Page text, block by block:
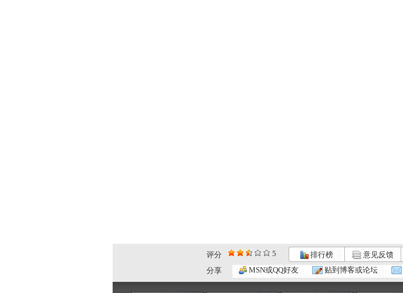
评分 5 排行榜 意见反馈
分享
MSN或QQ好友 贴到博客或论坛